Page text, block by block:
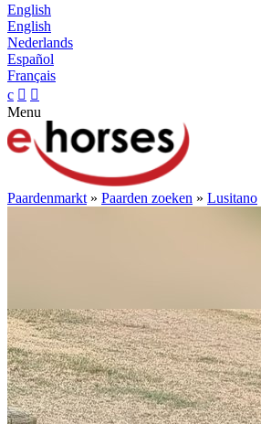
English
English
Nederlands
Español
Français
c  
Menu
Paardenmarkt » Paarden zoeken » Lusitano